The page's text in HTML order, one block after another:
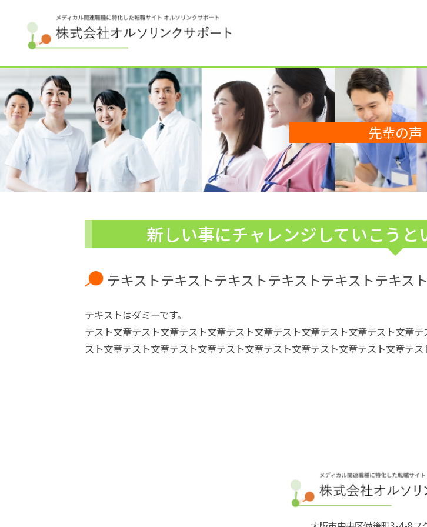
先輩の声
新しい事にチャレンジしていこう
テキストテキストテキストテキストテキストテキス
テキストはダミーです。
テスト文章テスト文章テスト文章テスト文章テスト文章テスト文章テスト文章
スト文章テスト文章テスト文章テスト文章テスト文章テスト文章テスト文章テ